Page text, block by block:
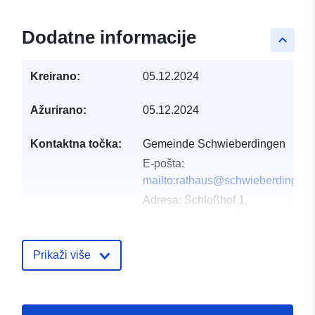
keyboard_arrow_up
Dodatne informacije
Kreirano: 05.12.2024
Ažurirano: 05.12.2024
Kontaktna točka:
Gemeinde Schwieberdingen
E-pošta:
Adresa: Schloßhof 1,
Kataloški
Dodano u data.europa.eu: 23
Prikaži više